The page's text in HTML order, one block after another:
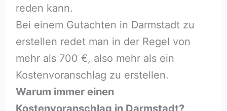
reden kann.
Bei einem Gutachten in Darmstadt zu
erstellen redet man in der Regel von
mehr als 700 €, also mehr als ein
Kostenvoranschlag zu erstellen.
Warum immer einen
Kostenvoranschlag in Darmstadt?